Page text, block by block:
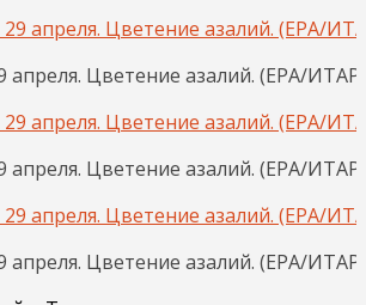
апреля. Цветение азалий. (EPA/
апреля. Цветение азалий. (EPA/
апреля. Цветение азалий. (EPA/